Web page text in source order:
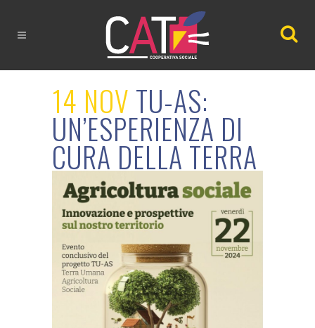
14 NOV TU-AS:
UN’ESPERIENZA DI
CURA DELLA TERRA